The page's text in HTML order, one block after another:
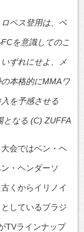
ロペス登用は、ベ
を意識してのこ
ずれにせよ、メ
本格的にMMAワ
を予感させる
となる (C) ZUFFA
会ではベン・ヘ
・ヘンダーソ
くからイリノイ
しているブラジ
TVラインナップ